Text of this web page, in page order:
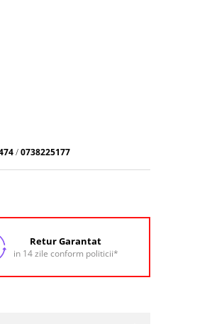
/0738225177
Retur Garantat
in 14 zile conform politicii*